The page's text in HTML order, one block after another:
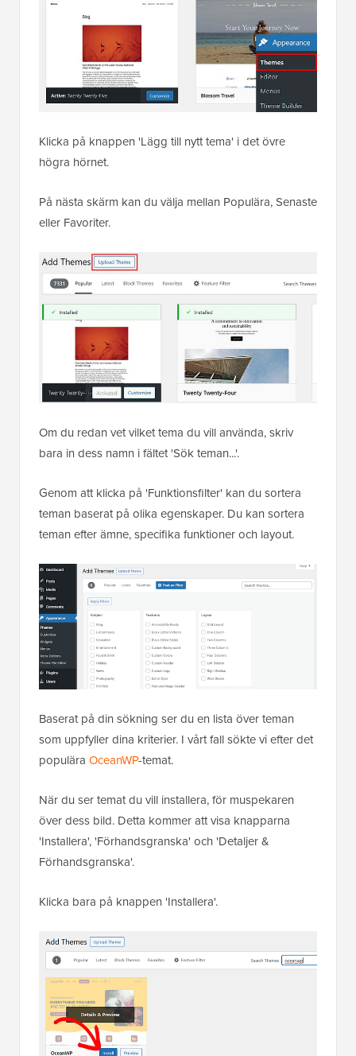
Klicka på knappen 'Lägg till nytt tema' i det övre
högra hörnet.
På nästa skärm kan du välja mellan Populära, Senaste
eller Favoriter.
Om du redan vet vilket tema du vill använda, skriv
bara in dess namn i fältet 'Sök teman...'.
Genom att klicka på 'Funktionsfilter' kan du sortera
teman baserat på olika egenskaper. Du kan sortera
teman efter ämne, specifika funktioner och layout.
Baserat på din sökning ser du en lista över teman
som uppfyller dina kriterier. I vårt fall sökte vi efter det
populära OceanWP-temat.
När du ser temat du vill installera, för muspekaren
över dess bild. Detta kommer att visa knapparna
'Installera', 'Förhandsgranska' och 'Detaljer &
Förhandsgranska'.
Klicka bara på knappen 'Installera'.